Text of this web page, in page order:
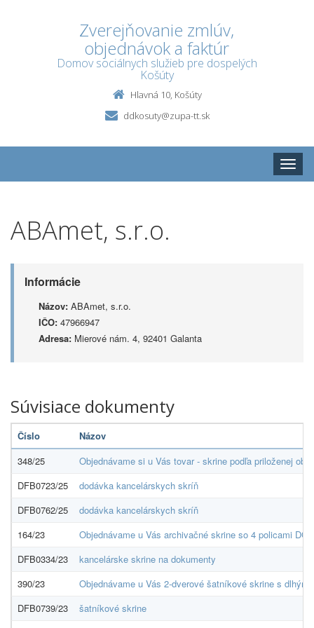
Zverejňovanie zmlúv,
objednávok a faktúr
Domov sociálnych služieb pre dospelých
Košúty
Hlavná 10, Košúty
ddkosuty@zupa-tt.sk
Toggle
ABAmet, s.r.o.
Informácie
Názov: ABAmet, s.r.o.
IČO: 47966947
Adresa: Mierové nám. 4, 92401 Galanta
Súvisiace dokumenty
Číslo
Názov
348/25
Objednávame si u Vás tovar - skrine podľa priloženej
DFB0723/25
dodávka kancelárskych skríň
DFB0762/25
dodávka kancelárskych skríň
164/23
Objednávame u Vás archivačné skrine so 4 policami
DFB0334/23
kancelárske skrine na dokumenty
390/23
Objednávame u Vás 2-dverové šatníkové skrine s
DFB0739/23
šatníkové skrine